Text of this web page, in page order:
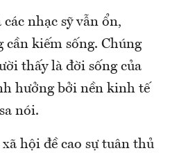
nhạc sỹ vẫn ổn,
kiếm sống. Chúng
thấy là đời sống của
hưởng bởi nền kinh tế
nói.
hội đề cao sự tuân thủ